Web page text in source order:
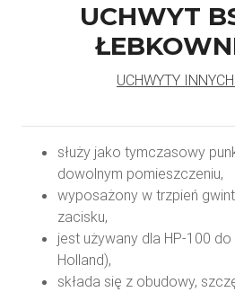
UCHWYT
UCHWYTY
służy jako tymczasowy
dowolnym pomieszczeniu,
wyposażony w trzpień
zacisku,
jest używany dla HP-100
Holland),
składa się z obudowy,